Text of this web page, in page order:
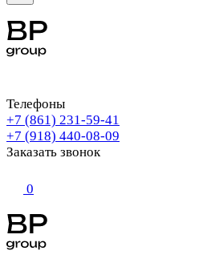
Телефоны
+7 (861) 231-59-41
+7 (918) 440-08-09
Заказать звонок
0